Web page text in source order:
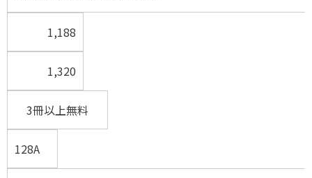
1,188
1,320
3冊以上無料
128A